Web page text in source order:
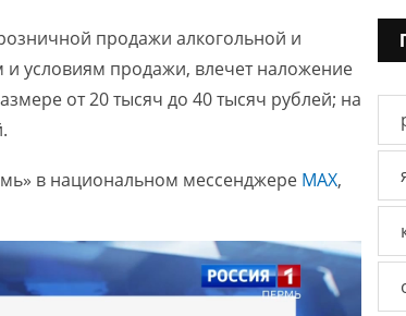
продажи алкогольной и
условиям продажи, влечет наложение
от 20 тысяч до 40 тысяч рублей; на
в национальном мессенджере МАХ,